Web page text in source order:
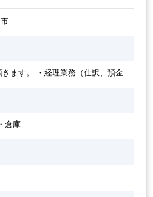
ます。 ・経理業務（仕訳、預金管
倉庫